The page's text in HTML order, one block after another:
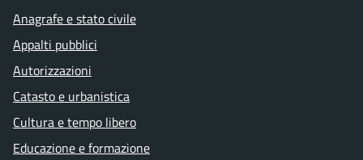
Anagrafe e stato civile
Appalti pubblici
Autorizzazioni
Catasto e urbanistica
Cultura e tempo libero
Educazione e formazione